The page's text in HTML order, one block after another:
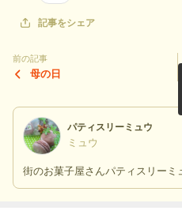
記事をシェア
前の記事
母の日
パティスリーミュウ
ミュウ
街のお菓子屋さんパティスリーミ